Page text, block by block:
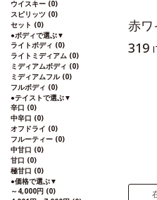
ウイスキー (0)
スピリッツ (0)
セット (0)
●ボディで選ぶ▼
ライトボディ (0)
ライトミディアム (0)
ミディアムボディ (0)
ミディアムフル (0)
フルボディ (0)
●テイストで選ぶ▼
辛口 (0)
中辛口 (0)
オフドライ (0)
フルーティー (0)
中甘口 (0)
甘口 (0)
極甘口 (0)
●価格で選ぶ▼
～4,000円 (0)
赤ワ
319